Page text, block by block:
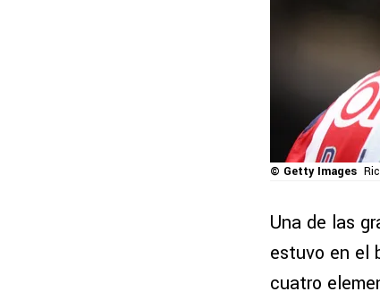
© Getty Images
Una de las
estuvo en el
cuatro